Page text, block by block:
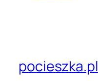
pocieszka.pl